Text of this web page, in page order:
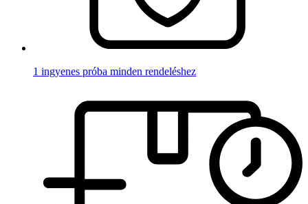
1 ingyenes próba minden rendeléshez